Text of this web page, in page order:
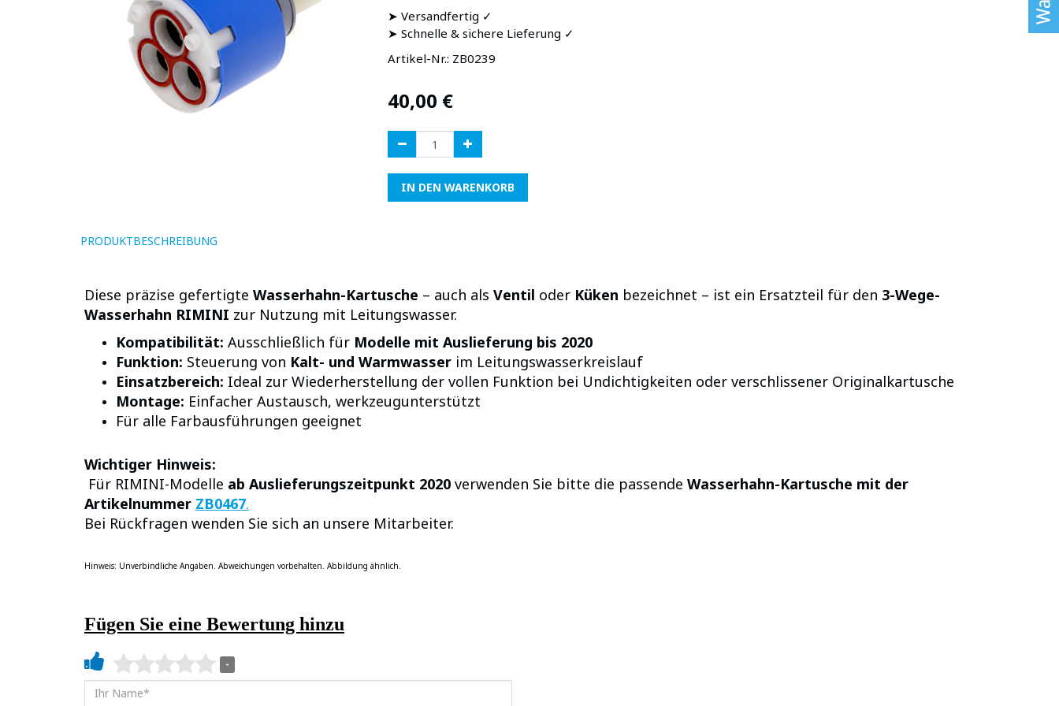
➤ Versandfertig ✓
➤ Schnelle & sichere Lieferung ✓
Artikel-Nr.: ZB0239
40,00 €
IN DEN WARENKORB
PRODUKTBESCHREIBUNG
Diese präzise gefertigte Wasserhahn-Kartusche – auch als Ventil oder Küken bezeichnet – ist ein Ersatzteil für den 3-Wege-
Wasserhahn RIMINI zur Nutzung mit Leitungswasser.
Kompatibilität: Ausschließlich für Modelle mit Auslieferung bis 2020
Funktion: Steuerung von Kalt- und Warmwasser im Leitungswasserkreislauf
Einsatzbereich: Ideal zur Wiederherstellung der vollen Funktion bei Undichtigkeiten oder verschlissener Originalkartusche
Montage: Einfacher Austausch, werkzeugunterstützt
Für alle Farbausführungen geeignet
Wichtiger Hinweis:
Für RIMINI-Modelle ab Auslieferungszeitpunkt 2020 verwenden Sie bitte die passende Wasserhahn-Kartusche mit der
Artikelnummer ZB0467.
Bei Rückfragen wenden Sie sich an unsere Mitarbeiter.
Hinweis: Unverbindliche Angaben. Abweichungen vorbehalten. Abbildung ähnlich.
Fügen Sie eine Bewertung hinzu
-